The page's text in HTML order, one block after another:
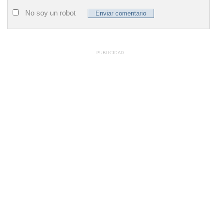
No soy un robot
PUBLICIDAD